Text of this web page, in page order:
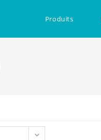
Produits